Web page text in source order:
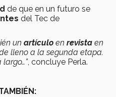
de que en un futuro se
del Tec de
un artículo en revista en
lleno a la segunda etapa.
, concluye Perla.